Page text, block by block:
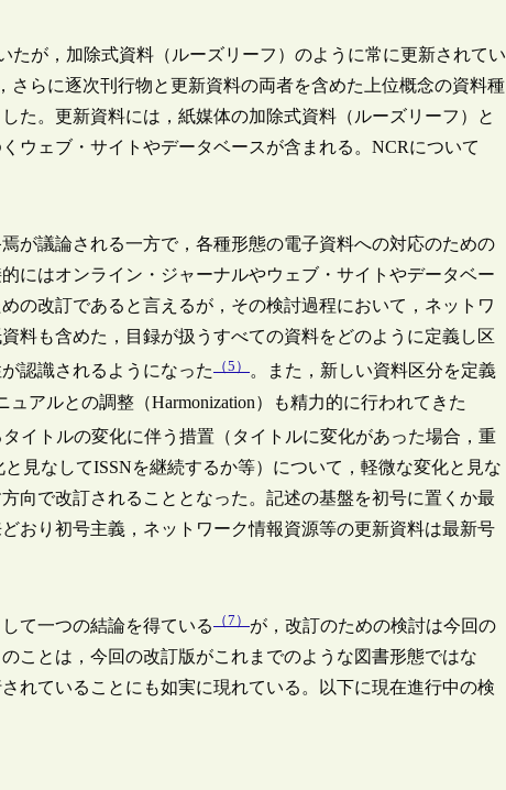
たが，加除式資料（ルーズリーフ）のように常に更新されてい
さらに逐次刊行物と更新資料の両者を含めた上位概念の資料種
た。更新資料には，紙媒体の加除式資料（ルーズリーフ）と
ウェブ・サイトやデータベースが含まれる。NCRについて
が議論される一方で，各種形態の電子資料への対応のための
にはオンライン・ジャーナルやウェブ・サイトやデータベー
の改訂であると言えるが，その検討過程において，ネットワ
料も含めた，目録が扱うすべての資料をどのように定義し区
認識されるようになった
（5） 。また，新しい資料区分を定義
アルとの調整（Harmonization）も精力的に行われてきた
イトルの変化に伴う措置（タイトルに変化があった場合，重
見なしてISSNを継続するか等）について，軽微な変化と見な
向で改訂されることとなった。記述の基盤を初号に置くか最
おり初号主義，ネットワーク情報資源等の更新資料は最新号
て一つの結論を得ている （7） が，改訂のための検討は今回の
ことは，今回の改訂版がこれまでのような図書形態ではな
れていることにも如実に現れている。以下に現在進行中の検